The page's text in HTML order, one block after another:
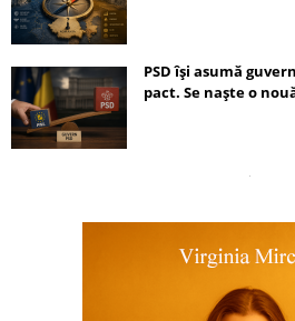
PSD își asumă
pact. Se naște o